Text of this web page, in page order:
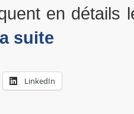
en détails
suite
LinkedIn